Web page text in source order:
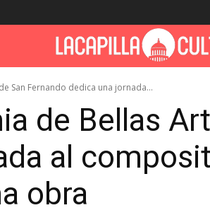
San Fernando dedica una jornada...
de Bellas
al
obra